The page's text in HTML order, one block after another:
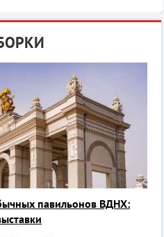
павильонов ВДНХ: